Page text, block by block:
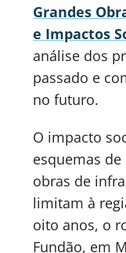
Grandes
e Impactos
análise dos
passado e
no futuro.
O impacto
esquemas
obras de
limitam à
oito anos, o
Fundão, em